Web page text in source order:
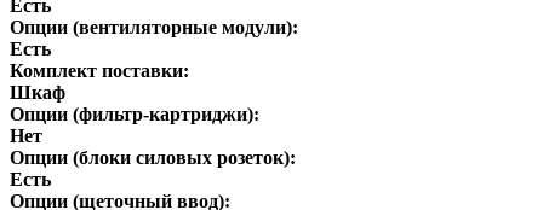
Есть
Опции (вентиляторные модули):
Есть
Комплект поставки:
Шкаф
Опции (фильтр-картриджи):
Нет
Опции (блоки силовых розеток):
Есть
Опции (щеточный ввод):